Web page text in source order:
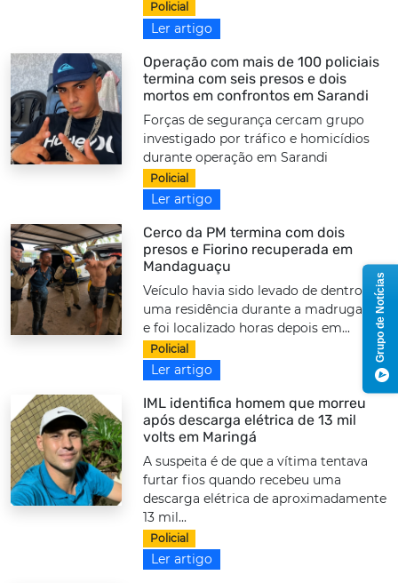
Policial
Ler artigo
Operação com mais de 100 policiais
termina com seis presos e dois
mortos em confrontos em Sarandi
Forças de segurança cercam grupo
investigado por tráfico e homicídios
durante operação em Sarandi
Policial
Ler artigo
Cerco da PM termina com dois
presos e Fiorino recuperada em
Mandaguaçu
Veículo havia sido levado de dentro de
uma residência durante a madrugada
e foi localizado horas depois em...
Policial
Ler artigo
IML identifica homem que morreu
após descarga elétrica de 13 mil
volts em Maringá
A suspeita é de que a vítima tentava
furtar fios quando recebeu uma
descarga elétrica de aproximadamente
13 mil...
Policial
Ler artigo
Grupo de Notícias